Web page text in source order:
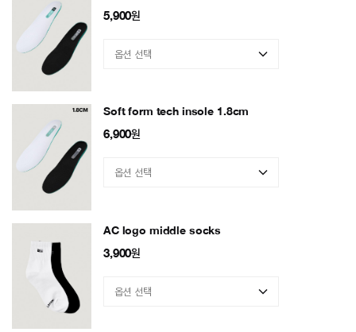
5,900원
Soft form tech insole 1.8cm
6,900원
AC logo middle socks
3,900원